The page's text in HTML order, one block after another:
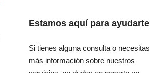
Estamos aquí para ayudarte
Si tienes alguna consulta o necesitas
más información sobre nuestros